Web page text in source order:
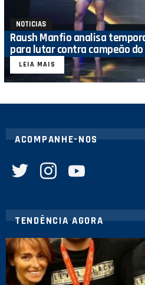
NOTICIAS
Raush Manfio analisa
para lutar contra campeão do
LEIA MAIS
ACOMPANHE-NOS
TENDÊNCIA AGORA